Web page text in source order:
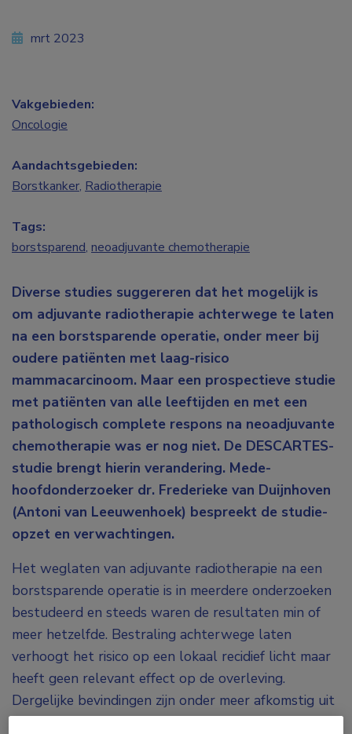
Diverse studies suggereren dat het mogelijk is
om adjuvante radiotherapie achterwege te laten
na een borstsparende operatie, onder meer bij
oudere patiënten met laag-risico
mammacarcinoom. Maar een prospectieve studie
met patiënten van alle leeftijden en met een
pathologisch complete respons na neoadjuvante
chemotherapie was er nog niet. De DESCARTES-
studie brengt hierin verandering. Mede-
hoofdonderzoeker dr. Frederieke van Duijnhoven
(Antoni van Leeuwenhoek) bespreekt de studie-
opzet en verwachtingen.
Het weglaten van adjuvante radiotherapie na een
borstsparende operatie is in meerdere onderzoeken
bestudeerd en steeds waren de resultaten min of
meer hetzelfde. Bestraling achterwege laten
verhoogt het risico op een lokaal recidief licht maar
heeft geen relevant effect op de overleving.
Dergelijke bevindingen zijn onder meer afkomstig uit
de in 2004 gepubliceerde CALGB C9343-studie en
mrt 2023
Vakgebieden:
Oncologie
Aandachtsgebieden:
Borstkanker, Radiotherapie
Tags:
borstsparend, neoadjuvante chemotherapie